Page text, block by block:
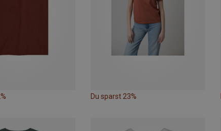
Du sparst 23%